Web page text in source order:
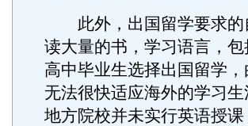
此外，出国留学要求的
读大量的书，学习语言，
高中毕业生选择出国留学
无法很快适应海外的学习
地方院校并未实行英语授